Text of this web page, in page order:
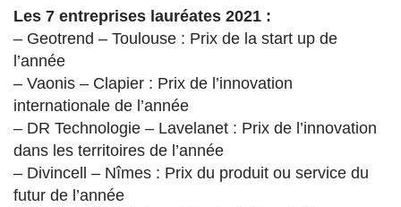
Les 7 entreprises lauréates 2021 :
– Geotrend – Toulouse : Prix de la start up de
l’année
– Vaonis – Clapier : Prix de l’innovation
internationale de l’année
– DR Technologie – Lavelanet : Prix de l’innovation
dans les territoires de l’année
– Divincell – Nîmes : Prix du produit ou service du
futur de l’année